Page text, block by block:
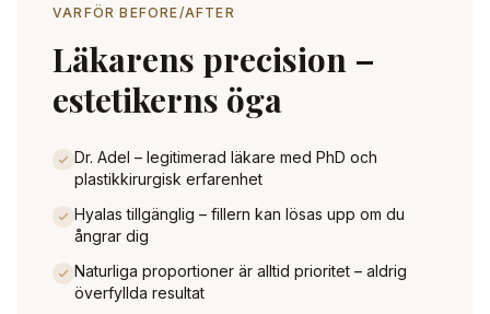
VARFÖR BEFORE/AFTER
Läkarens precision –
estetikerns öga
Dr. Adel – legitimerad läkare med PhD och
plastikkirurgisk erfarenhet
Hyalas tillgänglig – fillern kan lösas upp om du
ångrar dig
Naturliga proportioner är alltid prioritet – aldrig
överfyllda resultat